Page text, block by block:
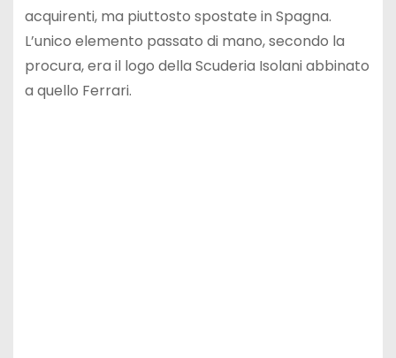
acquirenti, ma piuttosto spostate in Spagna.
L’unico elemento passato di mano, secondo la
procura, era il logo della Scuderia Isolani abbinato
a quello Ferrari.